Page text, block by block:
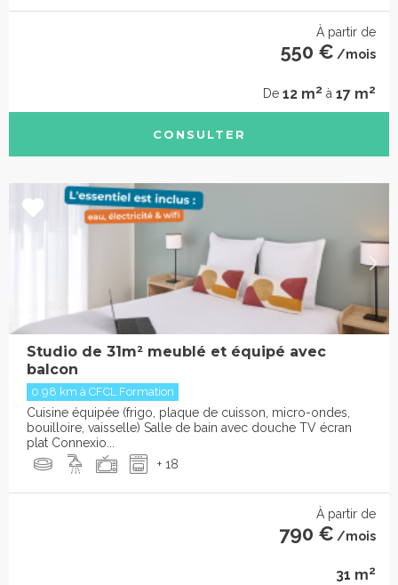
À partir de
550 € /mois
De 12 m2 à 17 m2
CONSULTER
Studio de 31m² meublé et équipé avec
balcon
0.98 km à CFCL Formation
Cuisine équipée (frigo, plaque de cuisson, micro-ondes,
bouilloire, vaisselle) Salle de bain avec douche TV écran
plat Connexio...
+ 18
À partir de
790 € /mois
31 m2